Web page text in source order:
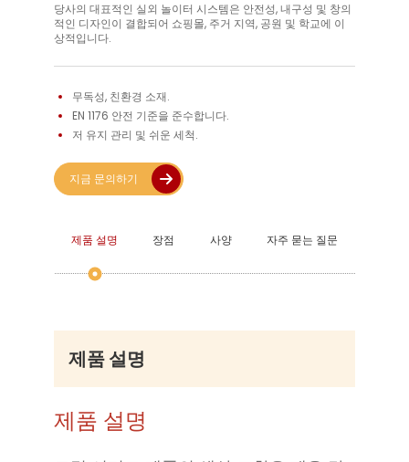
당사의 대표적인 실외 놀이터 시스템은 안전성, 내구성 및 창의
적인 디자인이 결합되어 쇼핑몰, 주거 지역, 공원 및 학교에 이
상적입니다.
무독성, 친환경 소재.
EN 1176 안전 기준을 준수합니다.
저 유지 관리 및 쉬운 세척.
지금 문의하기
제품 설명 장점 사양 자주 묻는 질문
제품 설명
제품 설명